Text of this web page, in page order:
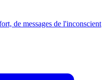
de messages de l'inconscient